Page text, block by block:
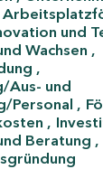
und
Wachsen
Aus- und
Personal
Beratung